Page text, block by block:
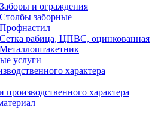
Заборы и ограждения
Столбы заборные
Профнастил
Сетка рабица, ЦПВС, оцинкованная
Металлоштакетник
услуги
характера
производственного характера